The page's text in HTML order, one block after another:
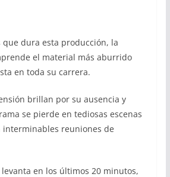
que dura esta producción, la
el material más aburrido
en toda su carrera.
brillan por su ausencia y
se pierde en tediosas escenas
interminables reuniones de
en los últimos 20 minutos,